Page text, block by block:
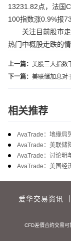
13231.82点，法国
100指数涨0.9%报
关注目前股市走
热门中概股走跌的
上一篇： 美股三大指数
下一篇： 美联储加息对
相关推荐
AvaTrade：地缘局
AvaTrade：美联储
AvaTrade：讨论明
AvaTrade：美国经
爱华交易资讯
CFD差價合約交易可